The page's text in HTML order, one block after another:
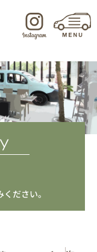
ださい。